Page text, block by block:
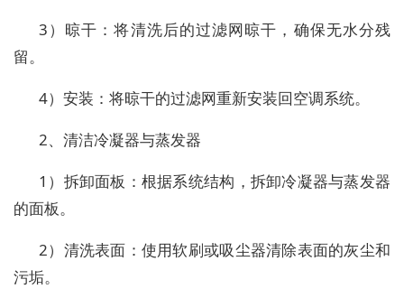
3）晾干：将清洗后的过滤网晾干，确保无水分残
留。
4）安装：将晾干的过滤网重新安装回空调系统。
2、清洁冷凝器与蒸发器
1）拆卸面板：根据系统结构，拆卸冷凝器与蒸发器
的面板。
2）清洗表面：使用软刷或吸尘器清除表面的灰尘和
污垢。